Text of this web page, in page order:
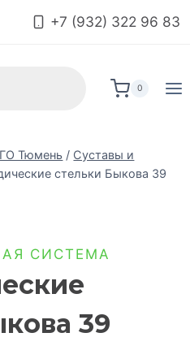
+7 (932) 322 96 83
0
Тюмень / Суставы и
стельки Быкова 39
СИСТЕМА
39